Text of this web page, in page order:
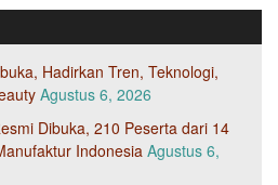
Hadirkan Tren, Teknologi,
Agustus 6, 2026
Dibuka, 210 Peserta dari 14
Indonesia Agustus 6,